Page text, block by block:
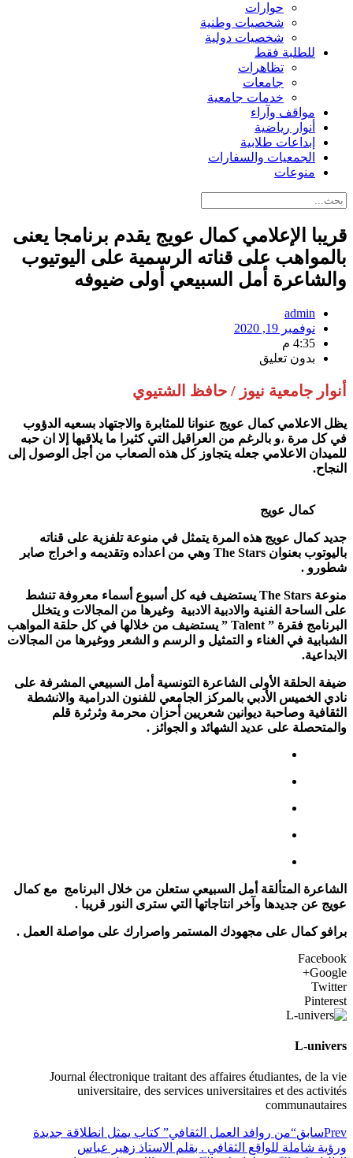
حوارات
شخصيات وطنية
شخصيات دولية
للطلبة فقط
تظاهرات
جامعات
خدمات جامعية
مواقف وآراء
أنوار رياضية
إبداعات طلابية
الجمعيات والسفارات
منوعات
قريبا الإعلامي كمال عويج يقدم برنامجا يعنى
بالمواهب على قناته الرسمية على اليوتيوب
والشاعرة أمل السبيعي أولى ضيوفه
admin
نوفمبر 19, 2020
4:35 م
بدون تعليق
أنوار جامعية نيوز / حافظ الشتيوي
يظل الاعلامي كمال عويج عنوانا للمثابرة والاجتهاد بسعيه الدؤوب
في كل مرة ،و بالرغم من العراقيل التي كثيرا ما يلاقيها إلا ان حبه
للميدان الاعلامي جعله يتجاوز كل هذه الصعاب من أجل الوصول إلى
النجاح.
كمال عويج
جديد كمال عويج هذه المرة يتمثل في منوعة تلفزية على قناته
باليوتوب بعنوان The Stars وهي من اعداده وتقديمه و اخراج صابر
شطورو .
منوعة The Stars يستضيف فيه كل أسبوع أسماء معروفة تنشط
على الساحة الفنية والادبية الادبية وغيرها من المجالات و يتخلل
البرنامج فقرة ” Talent ” يستضيف من خلالها في كل حلقة المواهب
الشبابية في الغناء و التمثيل و الرسم و الشعر ووغيرها من المجالات
الابداعية.
ضيفة الحلقة الأولى الشاعرة التونسية أمل السبيعي المشرفة على
نادي الخميس الأدبي بالمركز الجامعي للفنون الدرامية والانشطة
الثقافية وصاحبة ديوانين شعريين أحزان محرمة وثرثرة قلم
والمتحصلة على عديد الشهائد و الجوائز .
الشاعرة المتألقة أمل السبيعي ستعلن من خلال البرنامج مع كمال
عويج عن جديدها وآخر انتاجاتها التي سترى النور قريبا .
برافو كمال على مجهودك المستمر واصرارك على مواصلة العمل .
Facebook
Google+
Twitter
Pinterest
L-univers
Journal électronique traitant des affaires étudiantes, de la vie
universitaire, des services universitaires et des activités
communautaires
Prevسابق“من روافد العمل الثقافي” كتاب يمثل انطلاقة جديدة
ورؤية شاملة للواقع الثقافي . بقلم الاستاذ زهير عباس